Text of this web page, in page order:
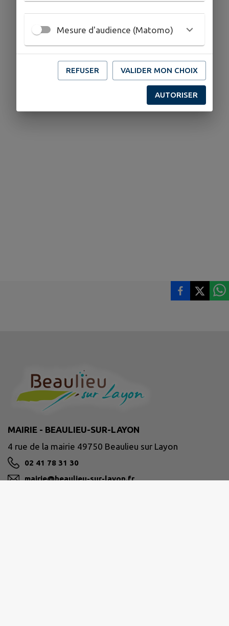
MAIRIE - BEAULIEU-SUR-LAYON
4 rue de la mairie 49750 Beaulieu sur Layon
02 41 78 31 30
mairie@beaulieu-sur-layon.fr
Mesure d'audience (Matomo)
REFUSER VALIDER MON CHOIX
AUTORISER